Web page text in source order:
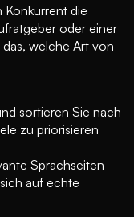
Konkurrent die
oder einer
welche Art von
sortieren Sie nach
zu priorisieren
Sprachseiten
auf echte